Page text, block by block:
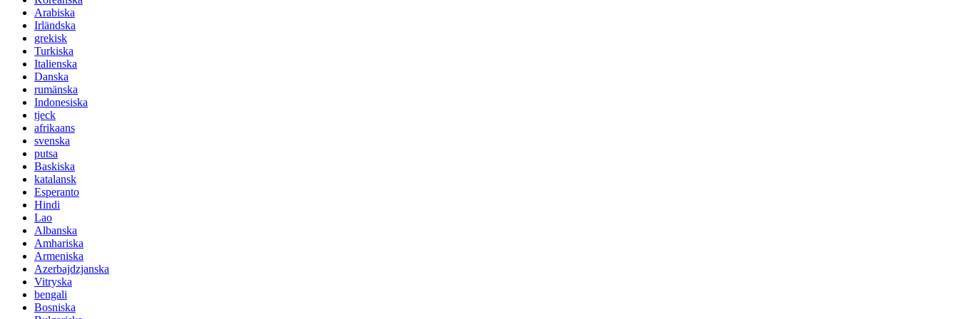
Arabiska
Irländska
grekisk
Turkiska
Italienska
Danska
rumänska
Indonesiska
tjeck
afrikaans
svenska
putsa
Baskiska
katalansk
Esperanto
Hindi
Lao
Albanska
Amhariska
Armeniska
Azerbajdzjanska
Vitryska
bengali
Bosniska